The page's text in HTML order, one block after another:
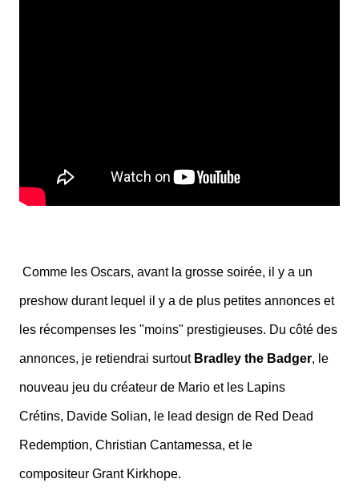
Comme les Oscars, avant la grosse soirée, il y a un
preshow durant lequel il y a de plus petites annonces et
les récompenses les "moins" prestigieuses. Du côté des
annonces, je retiendrai surtout Bradley the Badger, le
nouveau jeu du créateur de Mario et les Lapins
Crétins, Davide Solian, le lead design de Red Dead
Redemption, Christian Cantamessa, et le
compositeur Grant Kirkhope.